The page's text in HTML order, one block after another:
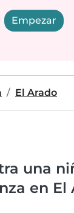
Empezar
El Arado
una
en El